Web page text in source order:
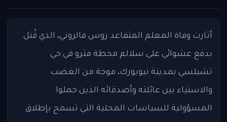
أثارت وفاة المعلم المتقاعد روس فالزوني، الذي قُتل
بدفع عشوائي على سلالم محطة مترو في حي
تشيلسي بمدينة نيويورك، موجة من الغضب
والاستياء بين عائلته وأصدقائه الذين حملوا
المسؤولية للسياسات المحلية التي تسمح بإطلاق